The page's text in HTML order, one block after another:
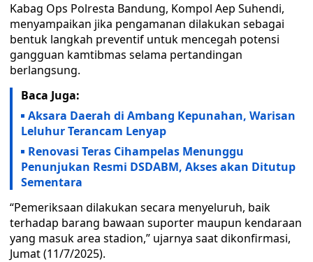
Kabag Ops Polresta Bandung, Kompol Aep Suhendi,
menyampaikan jika pengamanan dilakukan sebagai
bentuk langkah preventif untuk mencegah potensi
gangguan kamtibmas selama pertandingan
berlangsung.
Baca Juga:
Aksara Daerah di Ambang Kepunahan, Warisan
Leluhur Terancam Lenyap
Renovasi Teras Cihampelas Menunggu
Penunjukan Resmi DSDABM, Akses akan Ditutup
Sementara
“Pemeriksaan dilakukan secara menyeluruh, baik
terhadap barang bawaan suporter maupun kendaraan
yang masuk area stadion,” ujarnya saat dikonfirmasi,
Jumat (11/7/2025).